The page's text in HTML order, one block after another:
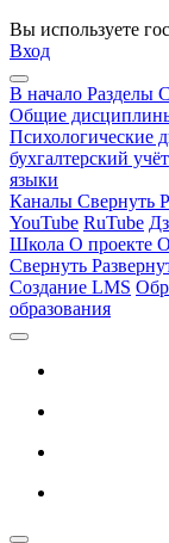
Вы используете
Вход
В начало Разделы
Общие
Психологические
бухгалтерский учёт
языки
Каналы Свернуть
YouTube RuTube
Школа О проекте
Свернуть
Создание LMS
образования